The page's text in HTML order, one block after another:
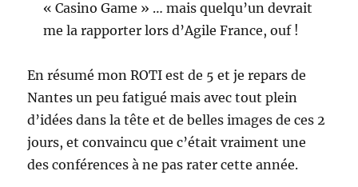
« Casino Game » … mais quelqu’un devrait
me la rapporter lors d’Agile France, ouf !
En résumé mon ROTI est de 5 et je repars de
Nantes un peu fatigué mais avec tout plein
d’idées dans la tête et de belles images de ces 2
jours, et convaincu que c’était vraiment une
des conférences à ne pas rater cette année.